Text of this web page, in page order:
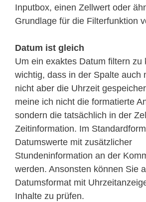
Inputbox, einen Zellwert oder
Grundlage für die Filterfunktion
Datum ist gleich
Um ein exaktes Datum filtern zu
wichtig, dass in der Spalte auch
nicht aber die Uhrzeit
meine ich nicht die formatierte
sondern die tatsächlich in der
Zeitinformation. Im
Datumswerte mit zusätzlicher
Stundeninformation an der
werden. Ansonsten können Sie
Datumsformat mit
Inhalte zu prüfen.